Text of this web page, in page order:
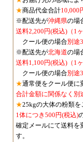
★商品代金合計10,000
※配送先が沖縄県の場
送料2,200円(税込)（1
クール便の場合別途
※配送先が北海道の場
送料1,100円(税込) （1
クール便の場合別途
★通常便をクール便に
合計金額に関係なく別
★25kgの大体の粉類
1体につき500円(税込)
確定メールにて送料を
す。